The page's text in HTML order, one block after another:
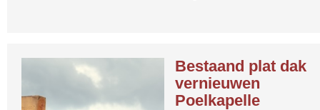
Bestaand plat dak
vernieuwen
Poelkapelle